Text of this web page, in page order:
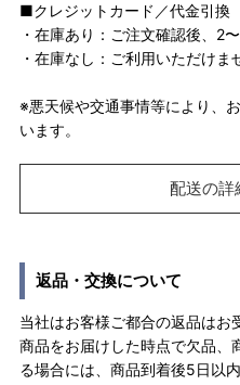
■クレジットカード／代金引換
・在庫あり：ご注文確認後、2
・在庫なし：ご利用いただけま
※悪天候や交通事情等により、
います。
配送の詳
返品・交換について
当社はお客様ご都合の返品はお
商品をお届けした時点で欠品、
る場合には、商品到着後5日以